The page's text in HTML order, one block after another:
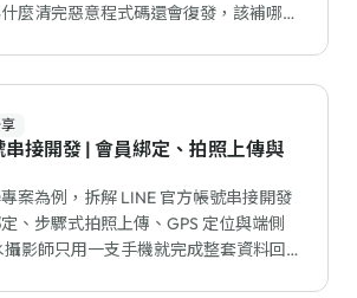
麼清完惡意程式碼還會復發，該補哪個
串接開發 | 會員綁定、拍照上傳與
案為例，拆解 LINE 官方帳號串接開發
、步驟式拍照上傳、GPS 定位與端側
影師只用一支手機就完成整套資料回